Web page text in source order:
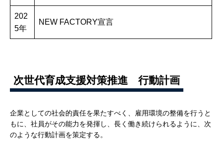
202
5年
NEW FACTORY宣言
次世代育成支援対策推進 行動計画
企業としての社会的責任を果たすべく、雇用環境の整備を行うと
もに、社員がその能力を発揮し、長く働き続けられるように、次
のような行動計画を策定する。